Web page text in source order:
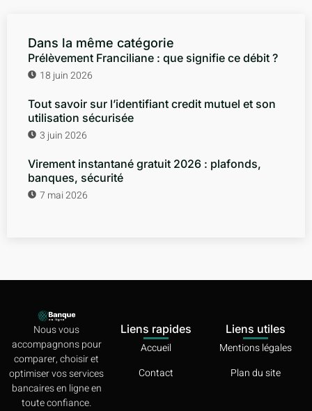
Dans la même catégorie
Prélèvement Franciliane : que signifie ce débit ?
18 juin 2026
Tout savoir sur l’identifiant credit mutuel et son
utilisation sécurisée
3 juin 2026
Virement instantané gratuit 2026 : plafonds,
banques, sécurité
7 mai 2026
Nous vous
accompagnons pour
comparer, choisir et
optimiser vos services
bancaires en ligne en
toute confiance.
Liens rapides
Accueil
Contact
Liens utiles
Mentions légales
Plan du site